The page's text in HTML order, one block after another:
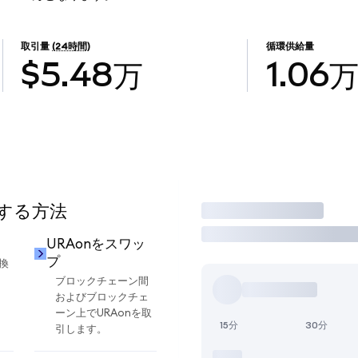
取引量 (24時間)
$5.48万
循環供給量
1.06万
る方法
URAonをスワッ
プ
ブロックチェーン間
およびブロックチェ
ーン上でURAonを取
引します。
取引
15分 30分